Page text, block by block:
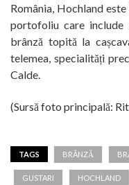
România, Hochland
portofoliu care include
brânză topită la
telemea, specialități
Calde.
(Sursă foto principală:
TAGS BRÂNZĂ
GUSTARI HOCHLAND